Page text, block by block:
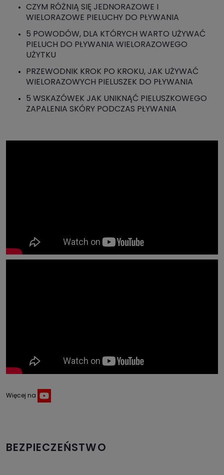
CZYM RÓŻNIĄ SIĘ JEDNORAZOWE I
WIELORAZOWE PIELUCHY DO PŁYWANIA
5 POWODÓW, DLA KTÓRYCH WARTO UŻYWAĆ
PIELUCH DO PŁYWANIA WIELORAZOWEGO
UŻYTKU
PRZEWODNIK KROK PO KROKU, JAK UŻYWAĆ
WIELORAZOWYCH PIELUSZEK DO PŁYWANIA
5 WSKAZÓWEK JAK UNIKNĄĆ PIELUSZKOWEGO
ZAPALENIA SKÓRY PODCZAS PŁYWANIA
Więcej na
BEZPIECZEŃSTWO